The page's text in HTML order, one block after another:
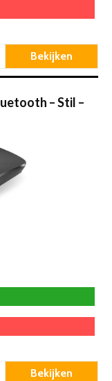
Bekijken
– Stil –
Bekijken